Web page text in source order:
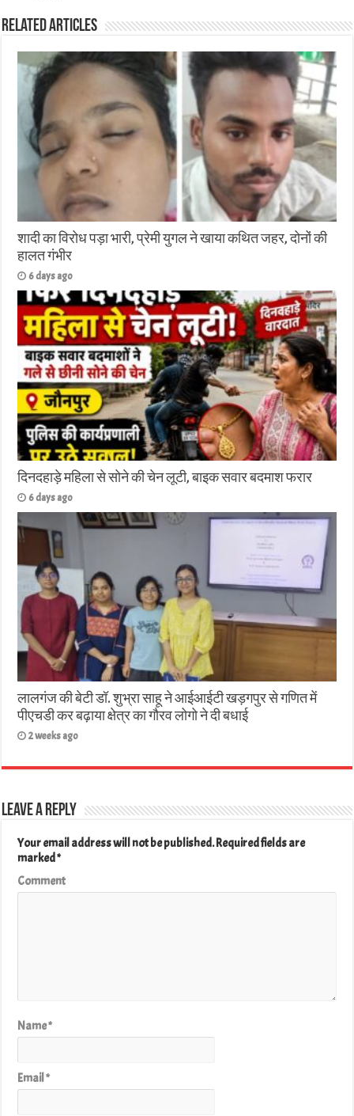
Related Articles
शादी का विरोध पड़ा भारी, प्रेमी युगल ने खाया कथित जहर, दोनों की
हालत गंभीर
6 days ago
दिनदहाड़े महिला से सोने की चेन लूटी, बाइक सवार बदमाश फरार
6 days ago
लालगंज की बेटी डॉ. शुभ्रा साहू ने आईआईटी खड़गपुर से गणित में
पीएचडी कर बढ़ाया क्षेत्र का गौरव लोगो ने दी बधाई
2 weeks ago
Leave a Reply
Your email address will not be published.Required fields are
marked*
Comment
Name*
Email*